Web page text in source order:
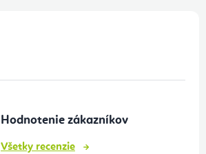
Hodnotenie zákazníkov
Všetky recenzie